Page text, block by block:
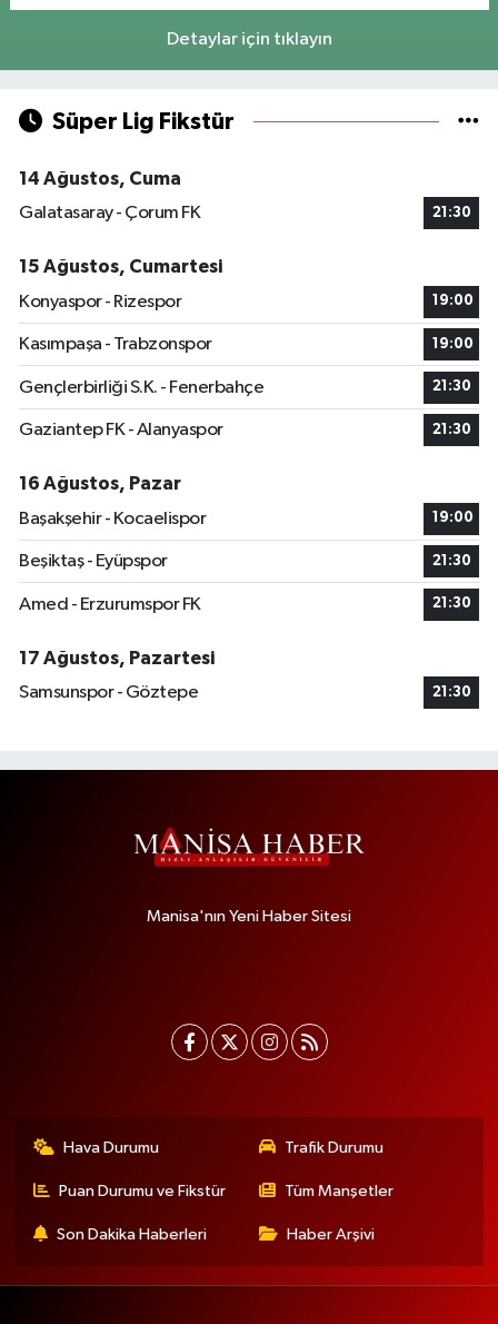
Detaylar için tıklayın
Süper Lig Fikstür
14 Ağustos, Cuma
Galatasaray - Çorum FK
21:30
15 Ağustos, Cumartesi
Konyaspor - Rizespor
19:00
Kasımpaşa - Trabzonspor 19:00
Gençlerbirliği S.K. - Fenerbahçe 21:30
Gaziantep FK - Alanyaspor 21:30
16 Ağustos, Pazar
Başakşehir - Kocaelispor
19:00
Beşiktaş - Eyüpspor 21:30
Amed - Erzurumspor FK 21:30
17 Ağustos, Pazartesi
Samsunspor - Göztepe
21:30
Manisa'nın Yeni Haber Sitesi
Hava Durumu Trafik Durumu
Puan Durumu ve Fikstür Tüm Manşetler
Son Dakika Haberleri Haber Arşivi